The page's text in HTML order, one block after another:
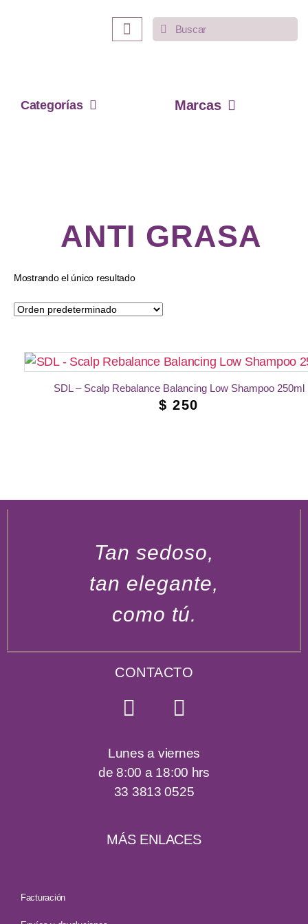
Categorías Marcas
ANTI GRASA
Mostrando el único resultado
SDL – Scalp Rebalance Balancing Low Shampoo 250ml
$ 250
Tan sedoso,
tan elegante,
como tú.
CONTACTO
Lunes a viernes
de 8:00 a 18:00 hrs
33 3813 0525
MÁS ENLACES
Facturación